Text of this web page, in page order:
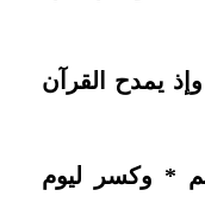
يمدح القرآن
* وكسر ليوم